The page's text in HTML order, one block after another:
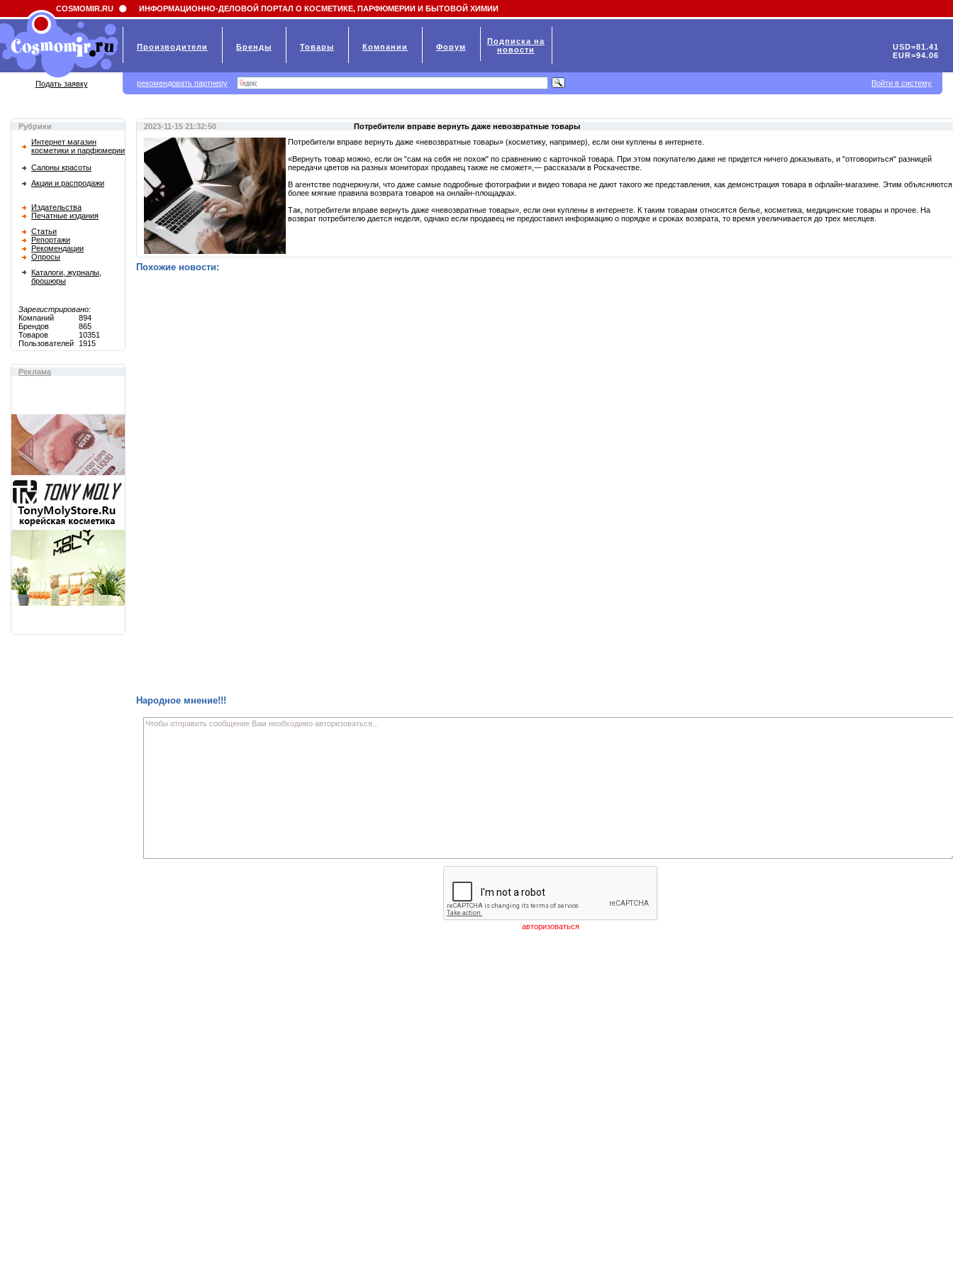
Field 'news_title' doesn't have a default value
Рубрики
Интернет магазин
косметики и парфюмерии
Салоны красоты
Акции и распродажи
Издательства
Печатные издания
Статьи
Репортажи
Рекомендации
Опросы
Каталоги, журналы,
брошюры
Зарегистрировано:
Компаний
894
Брендов
865
Товаров
10351
Пользователей
1915
Реклама
2023-11-15 21:32:50
Потребители вправе вернуть даже невозвратные товары
Потребители вправе вернуть даже «невозвратные товары» (косметику, например), если они куплены в интернете.
«Вернуть товар можно, если он "сам на себя не похож" по сравнению с карточкой товара. При этом покупателю даже не придется ничего доказывать, и "отговориться" разницей
передачи цветов на разных мониторах продавец также не сможет»,— рассказали в Роскачестве.
В агентстве подчеркнули, что даже самые подробные фотографии и видео товара не дают такого же представления, как демонстрация товара в офлайн-магазине. Этим объясняются
более мягкие правила возврата товаров на онлайн-площадках.
Так, потребители вправе вернуть даже «невозвратные товары», если они куплены в интернете. К таким товарам относятся белье, косметика, медицинские товары и прочее. На
возврат потребителю дается неделя, однако если продавец не предоставил информацию о порядке и сроках возврата, то время увеличивается до трех месяцев.
Похожие новости:
Народное мнение!!!
COSMOMIR.RU ИНФОРМАЦИОННО-ДЕЛОВОЙ ПОРТАЛ О КОСМЕТИКЕ, ПАРФЮМЕРИИ И БЫТОВОЙ ХИМИИ
Производители Бренды Товары Компании Форум
Подписка на
новости
USD=81.41
EUR=94.06
Подать заявку рекомендовать партнеру Войти в систему